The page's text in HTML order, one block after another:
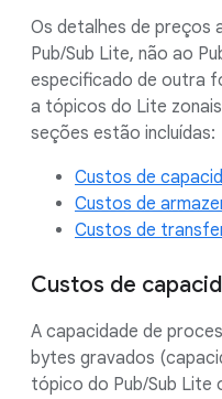
Os detalhes de preços
Pub/Sub Lite, não ao
especificado de outra
a tópicos do Lite
seções estão incluídas:
Custos de
Custos de
Custos de
Custos de
A capacidade de
bytes gravados
tópico do Pub/Sub Lite